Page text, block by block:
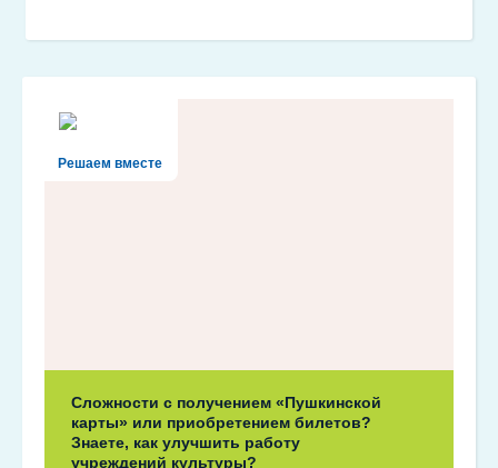
Решаем вместе
Сложности с получением «Пушкинской
карты» или приобретением билетов?
Знаете, как улучшить работу
учреждений культуры?